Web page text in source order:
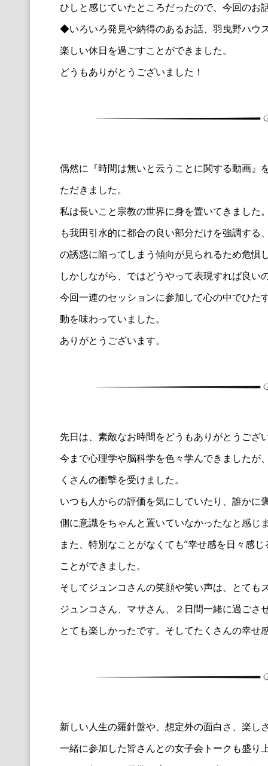
ひしと感じていたところだったので、今回のお
◆いろいろ発見や納得のあるお話、羽曳野ハウ
楽しい休日を過ごすことができました。
どうもありがとうございました！
偶然に『時間は無いと云うことに関する動画』
ただきました。
私は長いこと宗教の世界に身を置いてきました
も我田引水的に都合の良い部分だけを強調する
の誘惑に陥ってしまう傾向が見られるため危惧
しかしながら、 ではどうやって表現すれば良い
今回一連のセッションに参加して心の中でひた
動を味わっていました。
ありがとうございます。
先日は、素敵なお時間をどうもありがとうござ
今まで心理学や脳科学を色々学んできましたが
くさんの衝撃を受けました。
いつも人からの評価を気にしていたり、誰か
側に意識をちゃんと置いていなかったなと感じ
また、特別なことがなくても”幸せ感を日々感
ことができました。
そしてジュンコさんの笑顔や笑い声は、とて
ジュンコさん、マサさん、２日間一緒に過ごさ
とても楽しかったです。そしてたくさんの幸せ
新しい人生の羅針盤や、想定外の面白さ、 楽し
一緒に参加した皆さんとの女子会トークも盛り